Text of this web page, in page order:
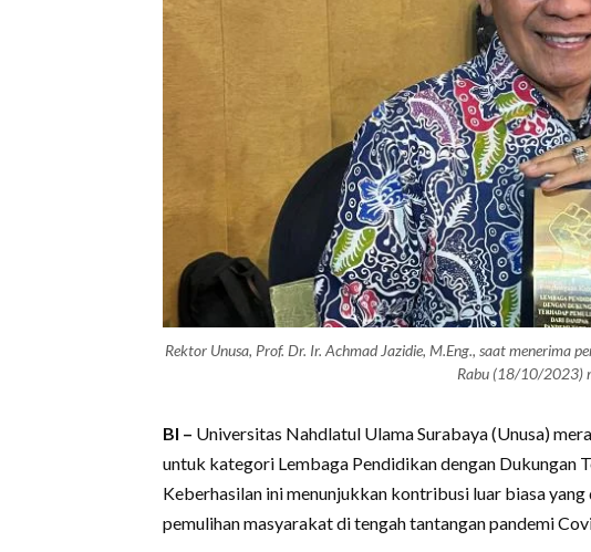
Rektor Unusa, Prof. Dr. Ir. Achmad Jazidie, M.Eng., saat menerima
Rabu (18/10/2023)
BI – Universitas Nahdlatul Ulama Surabaya (Unusa)
untuk kategori Lembaga Pendidikan dengan Dukungan
Keberhasilan ini menunjukkan kontribusi luar biasa
pemulihan masyarakat di tengah tantangan pandemi